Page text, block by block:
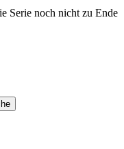
Serie noch nicht zu Ende